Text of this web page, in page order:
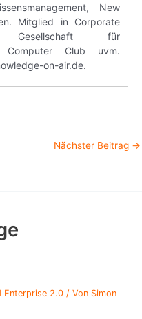
New
Mitglied in Corporate
Gesellschaft für
Computer Club uvm.
on-air.de.
Nächster Beitrag →
Enterprise 2.0 / Von Simon